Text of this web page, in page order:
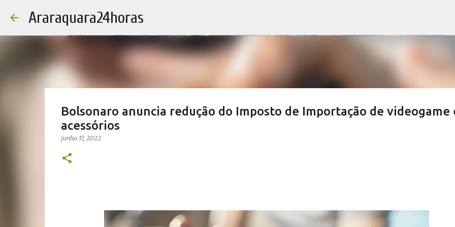
Araraquara24horas
Bolsonaro anuncia redução do Imposto de Importação de videogame
acessórios
junho 17, 2022